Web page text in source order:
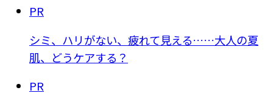
PR
シミ、ハリがない、疲れて見える……大人の夏
肌、どうケアする？
PR